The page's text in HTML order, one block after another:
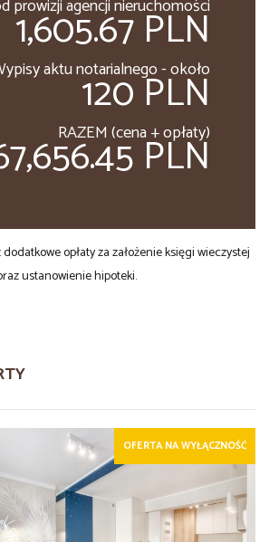
prowizji agencji nieruchomości
1,605.67 PLN
aktu notarialnego - około
120 PLN
RAZEM (cena + opłaty)
PLN
opłaty za założenie księgi wieczystej
ustanowienie hipoteki.
OFERTA NA WYŁĄCZNOŚĆ